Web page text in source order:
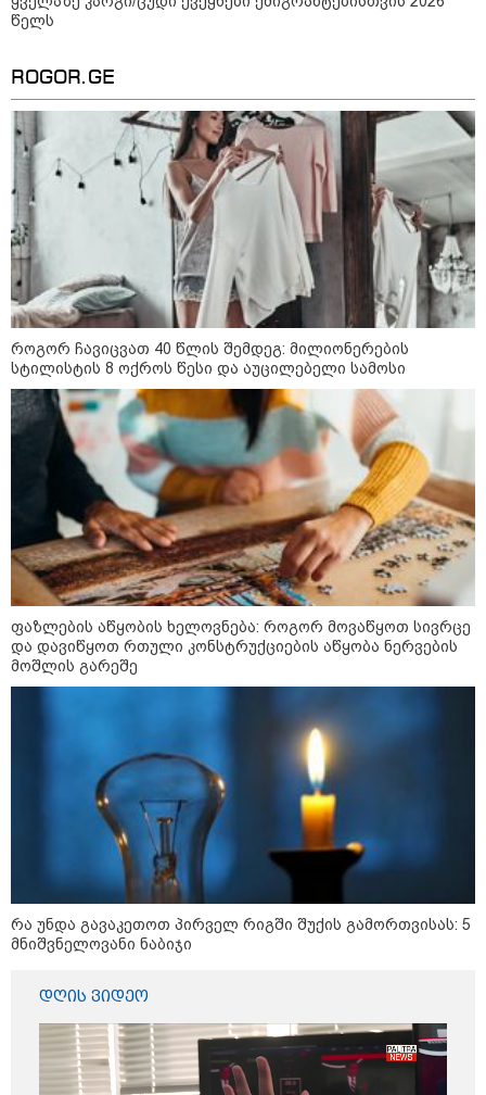
“არ მინდა, ბაიდენივით
სცენიდან გადავარდეს“ -
დონალდ ტრამპის სიტყვით
გამოსვლისას დამსწრეები
სახალისო შემთხვევის მოწმენი
გახდნენ
10:52 / 06-08-2026
ვაშინგტონს რაკეტების
დეფიციტი აქვს? - მედიის
ცნობით, დონალდ ტრამპი პიტ
ჰეგსეთს დაუპირისპირდა:
დეტალები
23:45 / 05-08-2026
ტრაგედია შოტლანდიაში - 35
წლის მამას 9 წლის
ქალიშვილის მკვლელობაში
ედება ბრალი
კატეგორიის ყველა სიახლე
წელს
ROGOR.GE
როგორ ჩავიცვათ 40 წლის შემდეგ: მილიონერების
სტილისტის 8 ოქროს წესი და აუცილებელი სამოსი
ფაზლების აწყობის ხელოვნება: როგორ მოვაწყოთ სივრცე
და დავიწყოთ რთული კონსტრუქციების აწყობა ნერვების
მოშლის გარეშე
რა უნდა გავაკეთოთ პირველ რიგში შუქის გამორთვისას: 5
მნიშვნელოვანი ნაბიჯი
დღის ვიდეო